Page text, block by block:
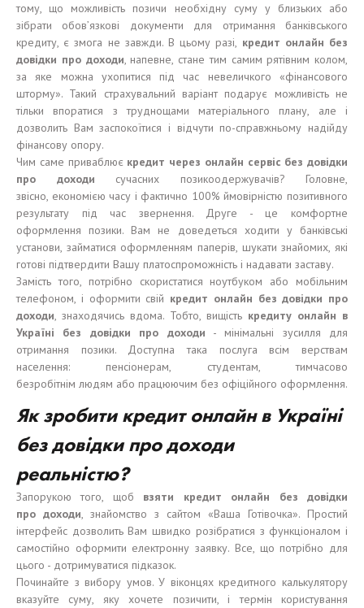
тому, що можливість позичи необхідну суму у близьких або
зібрати обов’язкові документи для отримання банківського
кредиту, є змога не завжди. В цьому разі, кредит онлайн без
довідки про доходи, напевне, стане тим самим рятівним колом,
за яке можна ухопитися під час невеличкого «фінансового
шторму». Такий страхувальний варіант подарує можливість не
тільки впоратися з труднощами матеріального плану, але і
дозволить Вам заспокоїтися і відчути по-справжньому надійду
фінансову опору.
Чим саме приваблюєкредит через онлайн сервіс без довідки
про доходи сучасних позикоодержувачів? Головне,
звісно, економією часу і фактично 100% ймовірністю позитивного
результату під час звернення. Друге - це комфортне
оформлення позики. Вам не доведеться ходити у банківські
установи, займатися оформленням паперів, шукати знайомих, які
готові підтвердити Вашу платоспроможність і надавати заставу.
Замість того, потрібно скористатися ноутбуком або мобільним
телефоном, і оформити свій кредит онлайн без довідки про
доходи, знаходячись вдома. Тобто, вищість кредиту онлайн в
Україні без довідки про доходи - мінімальні зусилля для
отримання позики. Доступна така послуга всім верствам
населення: пенсіонерам, студентам, тимчасово
безробітнім людям або працюючим без офіційного оформлення.
Як зробити кредит онлайн в Україні
без довідки про доходи
реальністю?
Запорукою того, щоб взяти кредит онлайн без довідки
про доходи, знайомство з сайтом «Ваша Готівочка». Простий
інтерфейс дозволить Вам швидко розібратися з функціоналом і
самостійно оформити електронну заявку. Все, що потрібно для
цього - дотримуватися підказок.
Починайте з вибору умов. У віконцях кредитного калькулятору
вказуйте суму, яку хочете позичити, і термін користування